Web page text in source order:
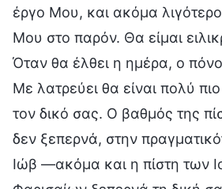
έργο Μου, και ακόμα λιγότερο
Μου στο παρόν. Θα είμαι
Όταν θα έλθει η ημέρα, ο
Με λατρεύει θα είναι πολύ
τον δικό σας. Ο βαθμός της
δεν ξεπερνά, στην
Ιώβ —ακόμα και η πίστη των